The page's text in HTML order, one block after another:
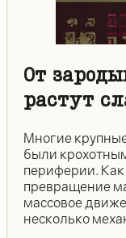
От
растут
Многие
были
периферии.
превращение
массовое
несколько